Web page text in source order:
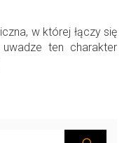
w której łączy się
ten charakter